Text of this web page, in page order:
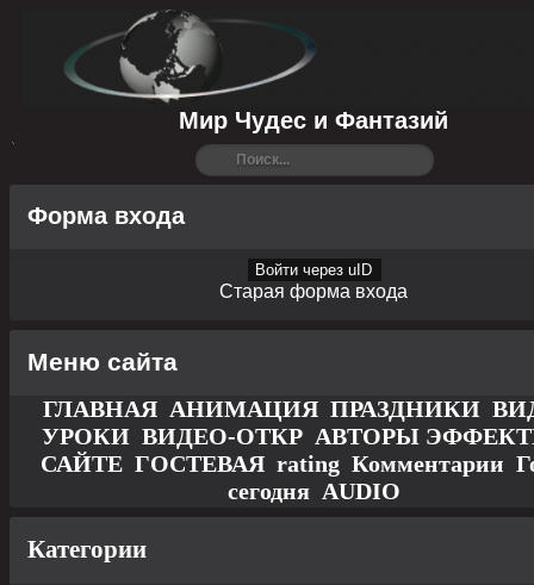
Мир Чудес и Фантазий
Форма входа
Войти через uID
Старая форма входа
Меню сайта
ГЛАВНАЯ АНИМАЦИЯ ПРАЗДНИКИ
УРОКИ ВИДЕО-ОТКР АВТОРЫ
САЙТЕ ГОСТЕВАЯ rating Комментарии
сегодня AUDIO
Категории